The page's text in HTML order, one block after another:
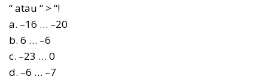
“ atau “ > “!
a. –16 … –20
b. 6 … –6
c. –23 … 0
d. –6 … –7